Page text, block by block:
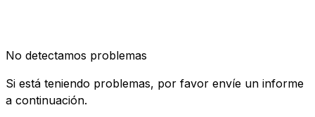
No detectamos problemas
Si está teniendo problemas, por favor envíe un informe
a continuación.